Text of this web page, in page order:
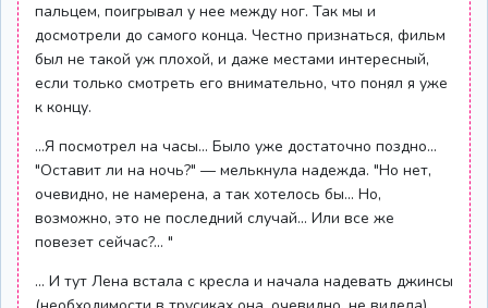
пальцем, поигрывал у нее между ног. Так мы и
досмотрели до самого конца. Честно признаться, фильм
был не такой уж плохой, и даже местами интересный,
если только смотреть его внимательно, что понял я уже
к концу.
...Я посмотрел на часы... Было уже достаточно поздно...
"Оставит ли на ночь?" — мелькнула надежда. "Но нет,
очевидно, не намерена, а так хотелось бы... Но,
возможно, это не последний случай... Или все же
повезет сейчас?... "
... И тут Лена встала с кресла и начала надевать джинсы